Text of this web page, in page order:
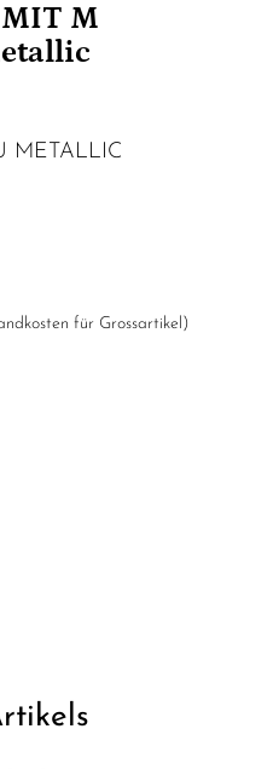
M
METALLIC
für Grossartikel )